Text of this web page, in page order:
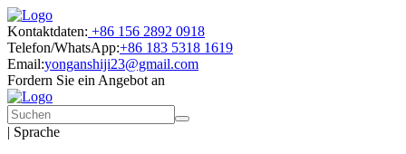
Kontaktdaten: +86 156 2892 0918
Telefon/WhatsApp:+86 183 5318 1619
Email:yonganshiji23@gmail.com
Fordern Sie ein Angebot an
| Sprache